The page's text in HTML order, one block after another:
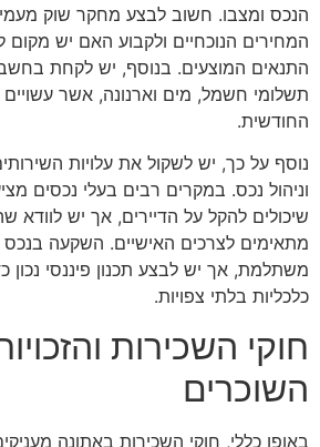
הנכס ומצבו. חשוב לבצע מחקר שוק
המחירים הנוכחיים ולקבוע האם יש מקום
התנאים המוצעים. בנוסף, יש לקחת
תשלומי חשמל, מים וארנונה, אשר עשויים
החודשית.
נוסף על כך, יש לשקול את עלויות
וניהול נכס. במקרים רבים בעלי נכסים
שיכולים להקל על הדיירים, אך יש לוודא
מתאימים לצרכים האישיים. השקעה בנכס
משתלמת, אך יש לבצע תכנון פיננסי נכון
כלכליות בלתי צפויות.
חוקי השכירות
השוכרים
באופן כללי, חוקי השכירות באתונה